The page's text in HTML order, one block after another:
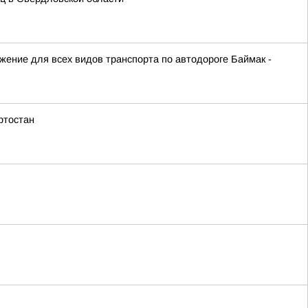
для всех видов транспорта по автодороге Баймак -